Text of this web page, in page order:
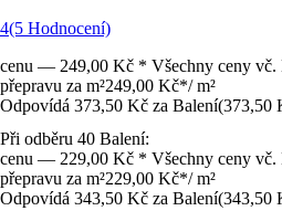
4(5 Hodnocení)
cenu — 249,00 Kč * Všechny ceny vč.
přepravu za m²249,00 Kč*/ m²
Odpovídá 373,50 Kč za Balení(373,50
Při odběru 40 Balení:
cenu — 229,00 Kč * Všechny ceny vč.
přepravu za m²229,00 Kč*/ m²
Odpovídá 343,50 Kč za Balení(343,50